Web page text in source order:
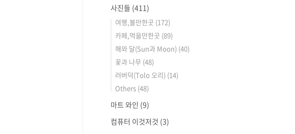
사진들 (411)
여행,볼만한곳 (172)
카페,먹을만한곳 (89)
해와 달(Sun과 Moon) (40)
꽃과 나무 (48)
러버덕(Tolo 오리) (14)
Others (48)
마트 와인 (9)
컴퓨터 이것저것 (3)